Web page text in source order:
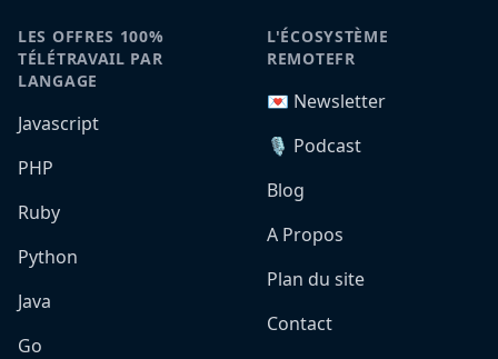
LES OFFRES 100%
TÉLÉTRAVAIL PAR
LANGAGE
Javascript
PHP
Ruby
Python
Java
Go
L'ÉCOSYSTÈME
REMOTEFR
💌 Newsletter
🎙️ Podcast
Blog
A Propos
Plan du site
Contact